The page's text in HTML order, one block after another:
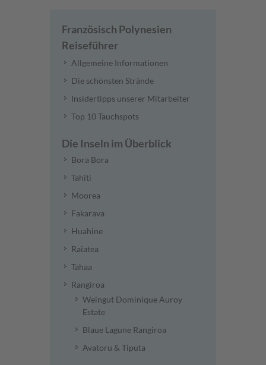
Französisch Polynesien
Reiseführer
Allgemeine Informationen
Die schönsten Strände
Insidertipps unserer Mitarbeiter
Top 10 Tauchspots
Die Inseln im Überblick
Bora Bora
Tahiti
Moorea
Fakarava
Huahine
Raiatea
Tahaa
Rangiroa
Weingut Dominique Auroy
Estate
Blaue Lagune Rangiroa
Avatoru & Tiputa